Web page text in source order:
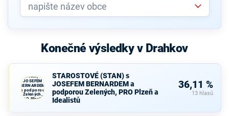
Konečné výsledky v Drahkov
(STAN) s
JOSEFEM
BERNARDEM
a podporou
Zelených,
PRO Plzeň a
STAROSTOVÉ (STAN) s
JOSEFEM BERNARDEM a
podporou Zelených, PRO Plzeň a
Idealistů
36,11 %
13 hlasů